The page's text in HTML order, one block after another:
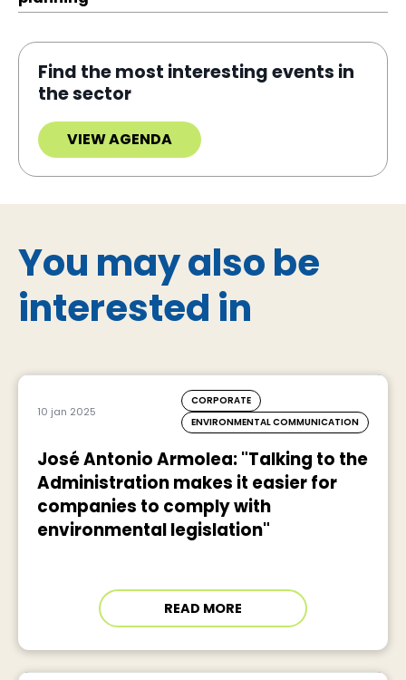
Find the most interesting events in
the sector
VIEW AGENDA
You may also be
interested in
10 jan 2025
CORPORATE
ENVIRONMENTAL COMMUNICATION
José Antonio Armolea: "Talking to the
Administration makes it easier for
companies to comply with
environmental legislation"
READ MORE